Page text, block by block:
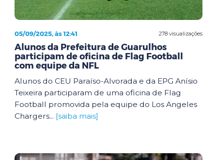
278 visualizações
05/09/2025, às 12:41
Alunos da Prefeitura de Guarulhos
participam de oficina de Flag Football
com equipe da NFL
Alunos do CEU Paraíso-Alvorada e da EPG Anísio
Teixeira participaram de uma oficina de Flag
Football promovida pela equipe do Los Angeles
Chargers... [saiba mais]